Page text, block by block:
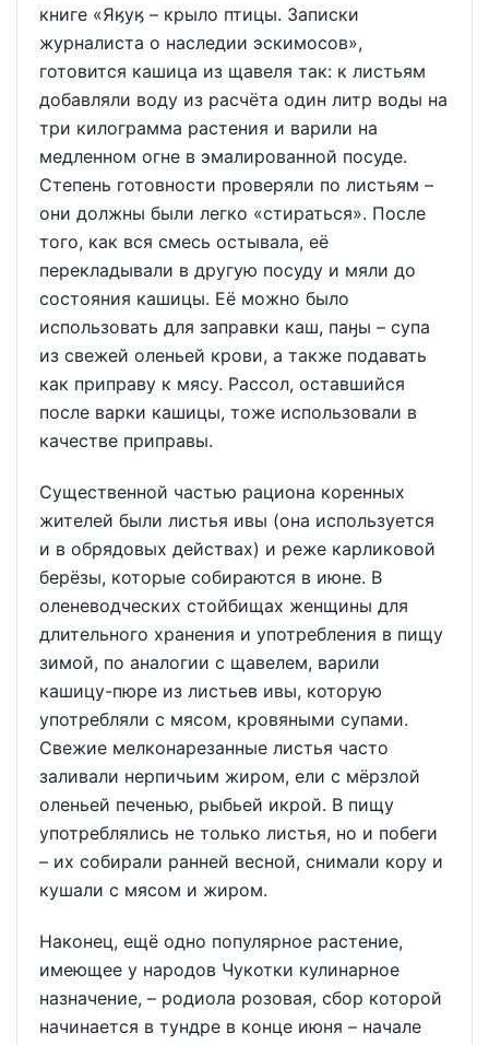
книге «Яӄуӄ – крыло птицы. Записки
журналиста о наследии эскимосов»,
готовится кашица из щавеля так: к листьям
добавляли воду из расчёта один литр воды на
три килограмма растения и варили на
медленном огне в эмалированной посуде.
Степень готовности проверяли по листьям –
они должны были легко «стираться». После
того, как вся смесь остывала, её
перекладывали в другую посуду и мяли до
состояния кашицы. Её можно было
использовать для заправки каш, паӈы – супа
из свежей оленьей крови, а также подавать
как приправу к мясу. Рассол, оставшийся
после варки кашицы, тоже использовали в
качестве приправы.
Существенной частью рациона коренных
жителей были листья ивы (она используется
и в обрядовых действах) и реже карликовой
берёзы, которые собираются в июне. В
оленеводческих стойбищах женщины для
длительного хранения и употребления в пищу
зимой, по аналогии с щавелем, варили
кашицу-пюре из листьев ивы, которую
употребляли с мясом, кровяными супами.
Свежие мелконарезанные листья часто
заливали нерпичьим жиром, ели с мёрзлой
оленьей печенью, рыбьей икрой. В пищу
употреблялись не только листья, но и побеги
– их собирали ранней весной, снимали кору и
кушали с мясом и жиром.
Наконец, ещё одно популярное растение,
имеющее у народов Чукотки кулинарное
назначение, – родиола розовая, сбор которой
начинается в тундре в конце июня – начале